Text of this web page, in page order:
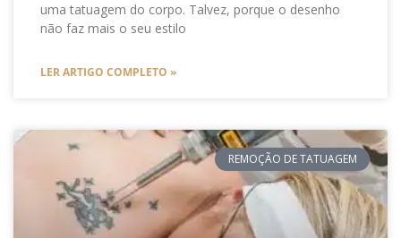
uma tatuagem do corpo. Talvez, porque o desenho
não faz mais o seu estilo
LER ARTIGO COMPLETO »
REMOÇÃO DE TATUAGEM